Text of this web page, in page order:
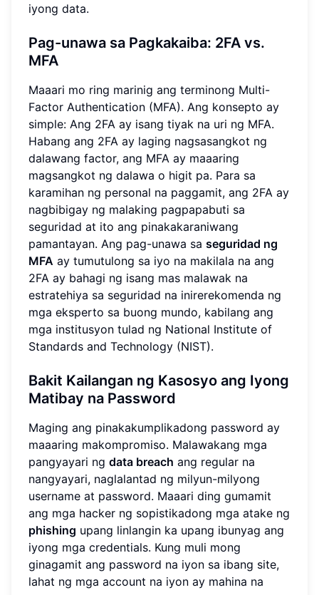
iyong data.
Pag-unawa sa Pagkakaiba: 2FA vs.
MFA
Maaari mo ring marinig ang terminong Multi-
Factor Authentication (MFA). Ang konsepto ay
simple: Ang 2FA ay isang tiyak na uri ng MFA.
Habang ang 2FA ay laging nagsasangkot ng
dalawang factor, ang MFA ay maaaring
magsangkot ng dalawa o higit pa. Para sa
karamihan ng personal na paggamit, ang 2FA ay
nagbibigay ng malaking pagpapabuti sa
seguridad at ito ang pinakakaraniwang
pamantayan. Ang pag-unawa sa seguridad ng
MFA ay tumutulong sa iyo na makilala na ang
2FA ay bahagi ng isang mas malawak na
estratehiya sa seguridad na inirerekomenda ng
mga eksperto sa buong mundo, kabilang ang
mga institusyon tulad ng National Institute of
Standards and Technology (NIST).
Bakit Kailangan ng Kasosyo ang Iyong
Matibay na Password
Maging ang pinakakumplikadong password ay
maaaring makompromiso. Malawakang mga
pangyayari ng data breach ang regular na
nangyayari, naglalantad ng milyun-milyong
username at password. Maaari ding gumamit
ang mga hacker ng sopistikadong mga atake ng
phishing upang linlangin ka upang ibunyag ang
iyong mga credentials. Kung muli mong
ginagamit ang password na iyon sa ibang site,
lahat ng mga account na iyon ay mahina na